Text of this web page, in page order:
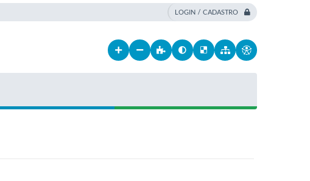
LOGIN / CADASTRO